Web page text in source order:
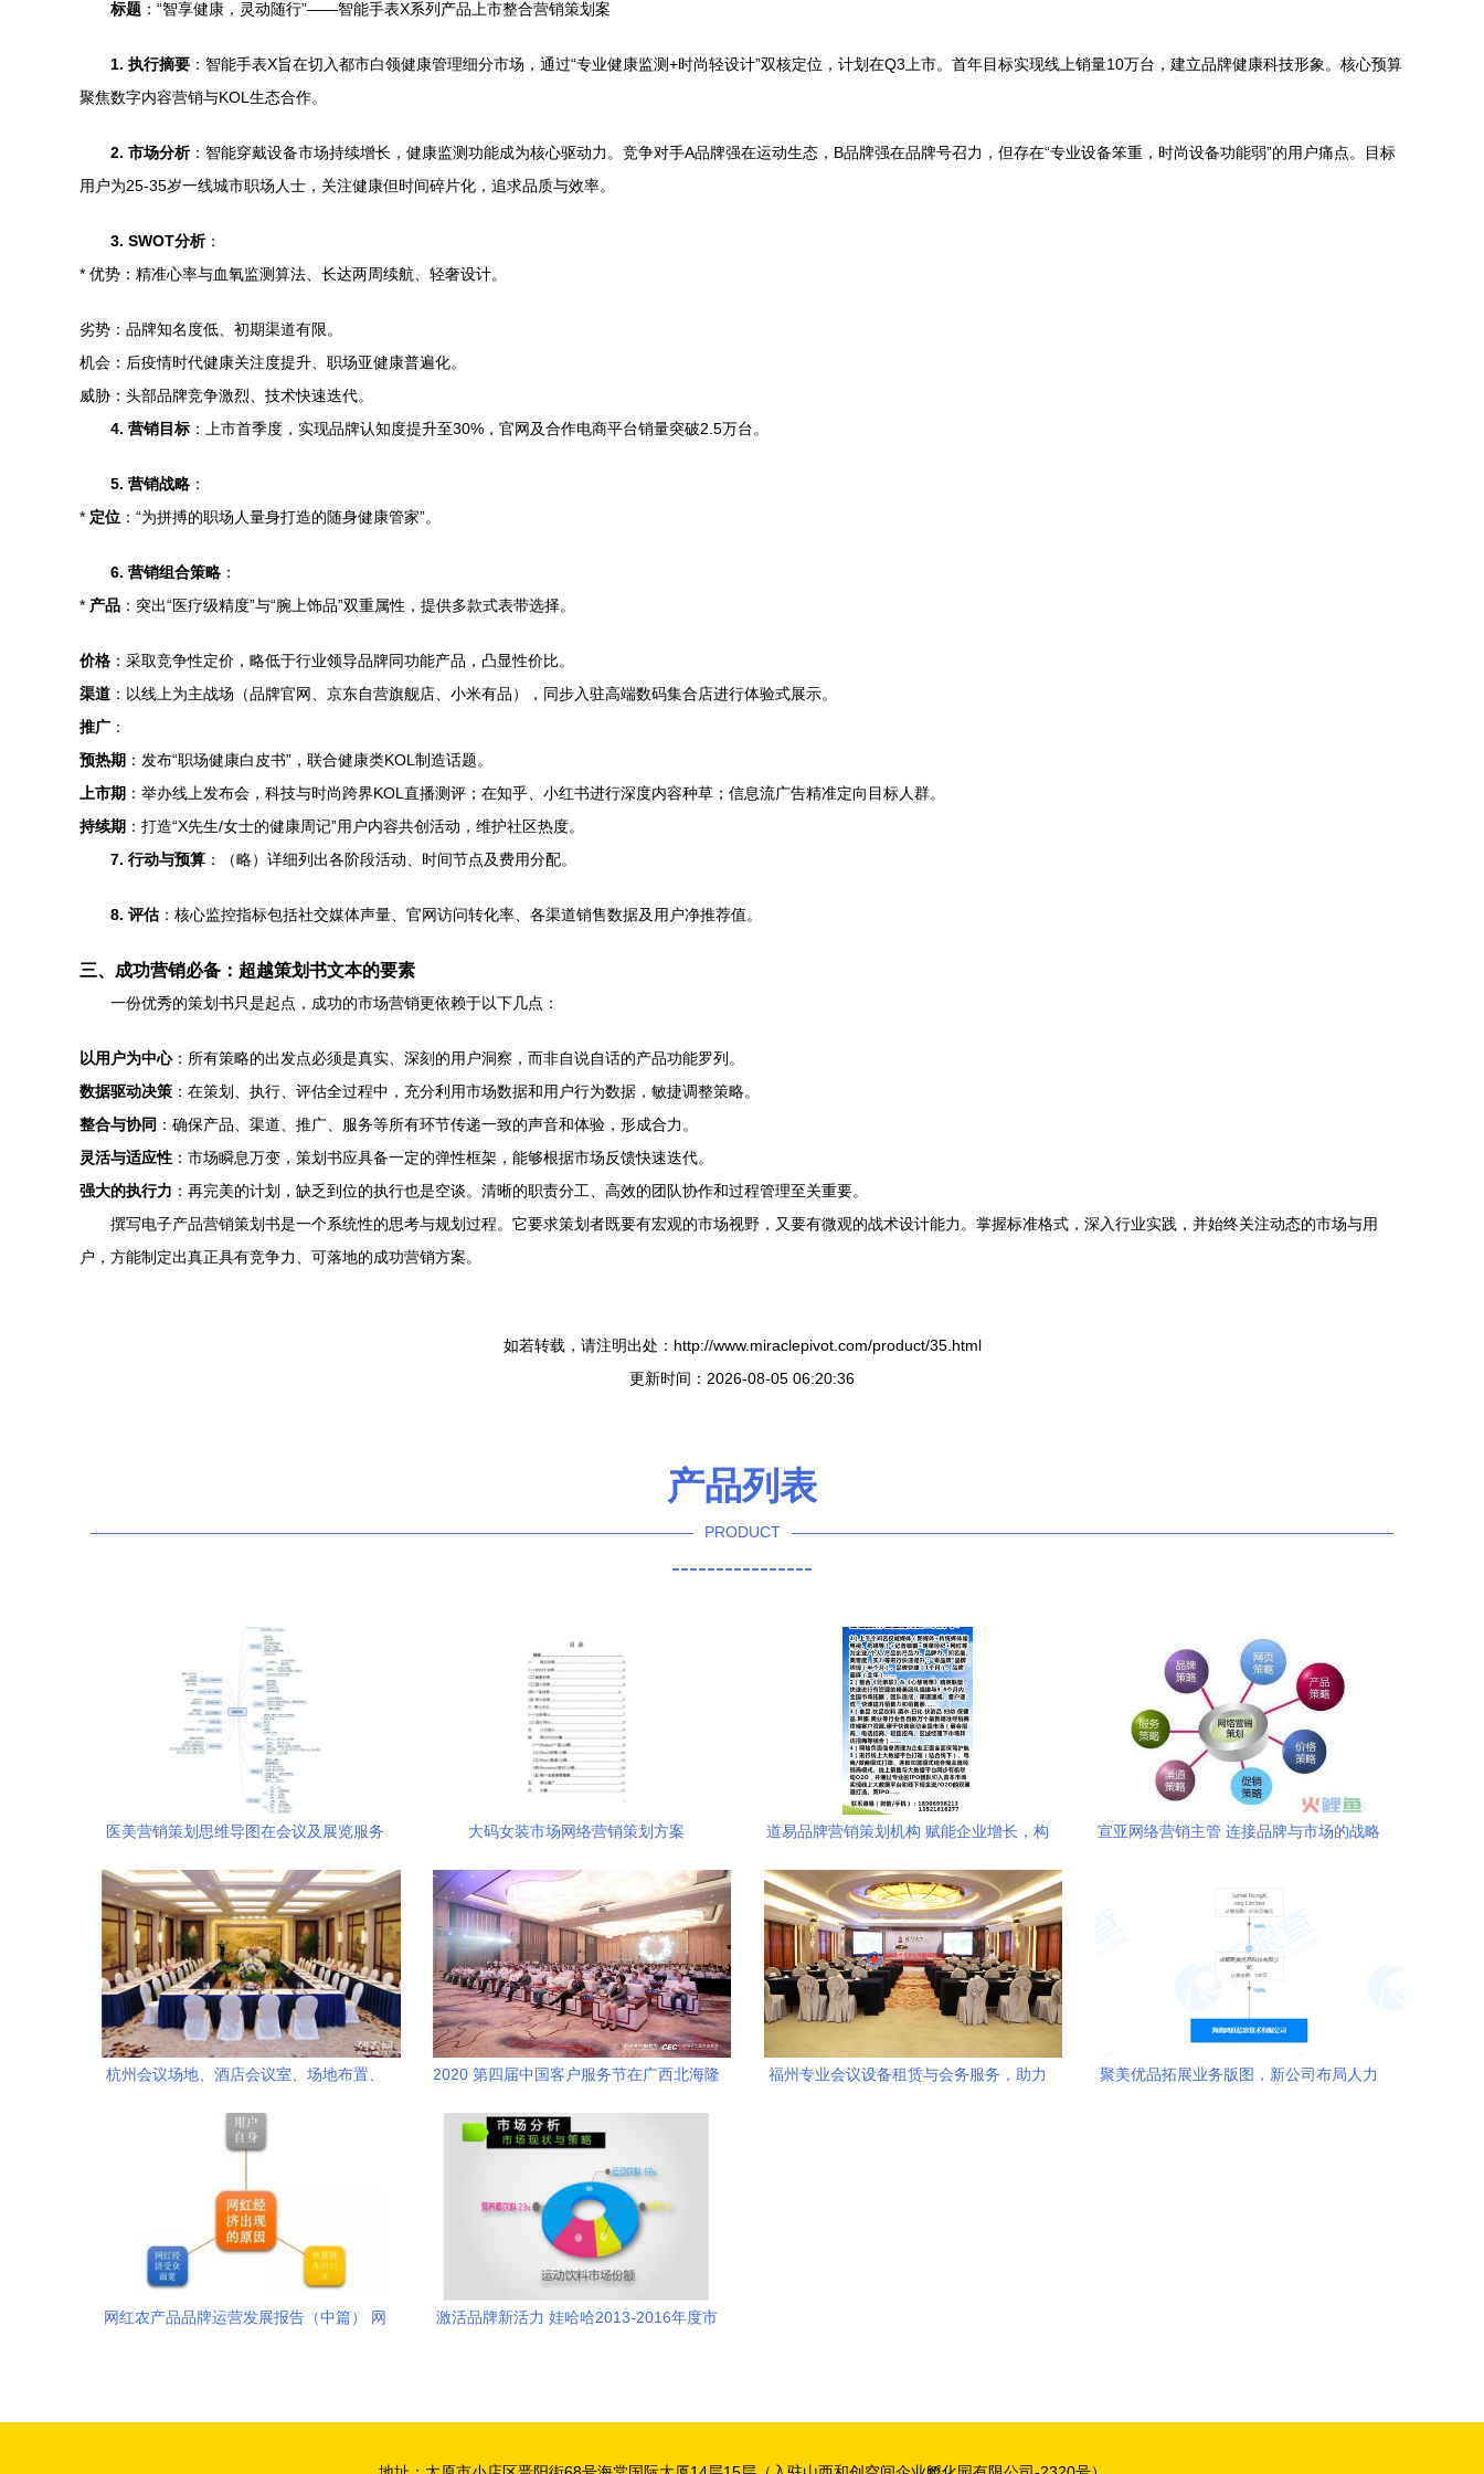
标题 ：“智享健康，灵动随行”——智能手表X系列产品上市整合营销策划案
1. 执行摘要 ：智能手表X旨在切入都市白领健康管理细分市场，通过“专业健康监测+时尚轻设计”双核定位，计划在Q3上市。首年目标实现线上销量10万台，建立品牌健康科技形象。核心预算
聚焦数字内容营销与KOL生态合作。
2. 市场分析：智能穿戴设备市场持续增长，健康监测功能成为核心驱动力。竞争对手A品牌强在运动生态，B品牌强在品牌号召力，但存在“专业设备笨重，时尚设备功能弱”的用户痛点。目标
用户为25-35岁一线城市职场人士，关注健康但时间碎片化，追求品质与效率。
3. SWOT分析：
* 优势：精准心率与血氧监测算法、长达两周续航、轻奢设计。
劣势：品牌知名度低、初期渠道有限。
机会：后疫情时代健康关注度提升、职场亚健康普遍化。
威胁：头部品牌竞争激烈、技术快速迭代。
4. 营销目标 ：上市首季度，实现品牌认知度提升至30%，官网及合作电商平台销量突破2.5万台。
5. 营销战略 ：
* 定位 ：“为拼搏的职场人量身打造的随身健康管家”。
6. 营销组合策略 ：
* 产品 ：突出“医疗级精度”与“腕上饰品”双重属性，提供多款式表带选择。
价格 ：采取竞争性定价，略低于行业领导品牌同功能产品，凸显性价比。
渠道 ：以线上为主战场（品牌官网、京东自营旗舰店、小米有品），同步入驻高端数码集合店进行体验式展示。
推广 ：
预热期 ：发布“职场健康白皮书”，联合健康类KOL制造话题。
上市期 ：举办线上发布会，科技与时尚跨界KOL直播测评；在知乎、小红书进行深度内容种草；信息流广告精准定向目标人群。
持续期 ：打造“X先生/女士的健康周记”用户内容共创活动，维护社区热度。
7. 行动与预算 ：（略）详细列出各阶段活动、时间节点及费用分配。
8. 评估：核心监控指标包括社交媒体声量、官网访问转化率、各渠道销售数据及用户净推荐值。
三、成功营销必备：超越策划书文本的要素
一份优秀的策划书只是起点，成功的市场营销更依赖于以下几点：
以用户为中心：所有策略的出发点必须是真实、深刻的用户洞察，而非自说自话的产品功能罗列。
数据驱动决策 ：在策划、执行、评估全过程中，充分利用市场数据和用户行为数据，敏捷调整策略。
整合与协同 ：确保产品、渠道、推广、服务等所有环节传递一致的声音和体验，形成合力。
灵活与适应性 ：市场瞬息万变，策划书应具备一定的弹性框架，能够根据市场反馈快速迭代。
强大的执行力 ：再完美的计划，缺乏到位的执行也是空谈。清晰的职责分工、高效的团队协作和过程管理至关重要。
撰写电子产品营销策划书是一个系统性的思考与规划过程。它要求策划者既要有宏观的市场视野，又要有微观的战术设计能力。掌握标准格式，深入行业实践，并始终关注动态的市场与用
户，方能制定出真正具有竞争力、可落地的成功营销方案。
如若转载，请注明出处：http://www.miraclepivot.com/product/35.html
更新时间：2026-08-05 06:20:36
产品列表
PRODUCT
----------------
医美营销策划思维导图在会议及展览服务
大码女装市场网络营销策划方案
道易品牌营销策划机构 赋能企业增长，构
宣亚网络营销主管 连接品牌与市场的战略
杭州会议场地、酒店会议室、场地布置、
美融合
2020 第四届中国客户服务节在广西北海隆
福州专业会议设备租赁与会务服务，助力
聚美优品拓展业务版图，新公司布局人力
网红农产品品牌运营发展报告（中篇） 网
激活品牌新活力 娃哈哈2013-2016年度市